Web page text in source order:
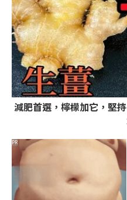
減肥首選，檸檬加它，堅
PR